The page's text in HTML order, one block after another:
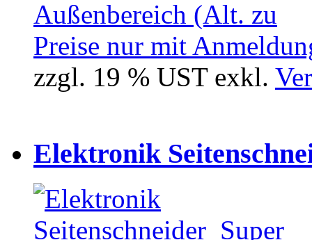
Preise nur mit
zzgl. 19 % UST exkl.
Elektronik